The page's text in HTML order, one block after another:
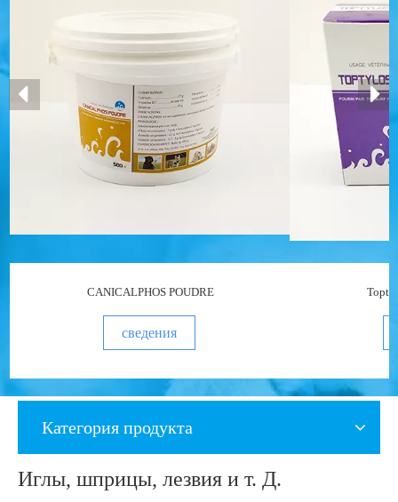
CANICALPHOS POUDRE
сведения
Категория продукта
Иглы, шприцы, лезвия и т. Д.